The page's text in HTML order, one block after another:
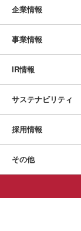
企業情報
事業情報
IR情報
サステナビリティ
採用情報
その他